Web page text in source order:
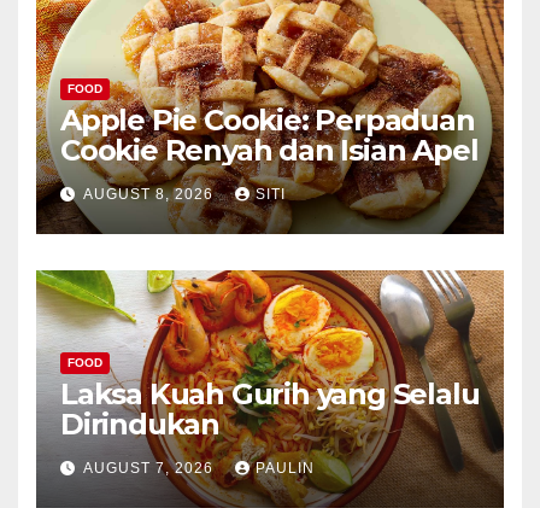
FOOD
Apple Pie Cookie: Perpaduan
Cookie Renyah dan Isian Apel
AUGUST 8, 2026 SITI
FOOD
Laksa Kuah Gurih yang Selalu
Dirindukan
AUGUST 7, 2026 PAULIN